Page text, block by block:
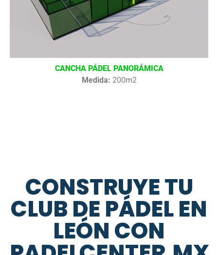
CANCHA PÁDEL PANORÁMICA
Medida: 200m2
CONSTRUYE TU
CLUB DE PÁDEL EN
LEÓN CON